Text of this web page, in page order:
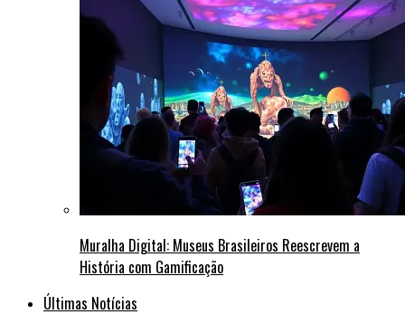
Muralha Digital: Museus Brasileiros Reescrevem a
História com Gamificação
Últimas Notícias